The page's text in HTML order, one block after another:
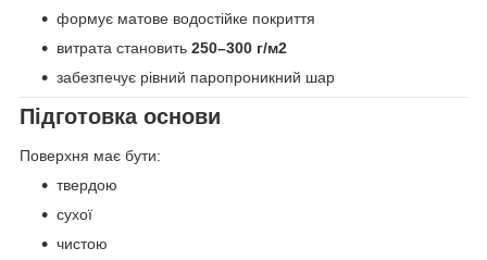
формує матове водостійке покриття
витрата становить 250–300 г/м2
забезпечує рівний паропроникний шар
Підготовка основи
Поверхня має бути:
твердою
сухої
чистою